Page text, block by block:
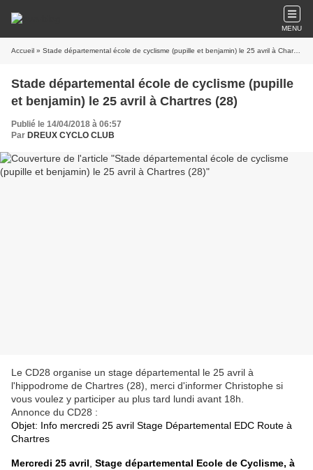
MENU
Accueil » Stade départemental école de cyclisme (pupille et benjamin) le 25 avril à Chartres (28)
Stade départemental école de cyclisme (pupille
et benjamin) le 25 avril à Chartres (28)
Publié le 14/04/2018 à 06:57
Par DREUX CYCLO CLUB
Le CD28 organise un stage départemental le 25 avril à
l'hippodrome de Chartres (28), merci d'informer Christophe si
vous voulez y participer au plus tard lundi avant 18h.
Annonce du CD28 :
Objet: Info mercredi 25 avril Stage Départemental EDC Route à
Chartres
Mercredi 25 avril Stage départemental Ecole de Cyclisme, à